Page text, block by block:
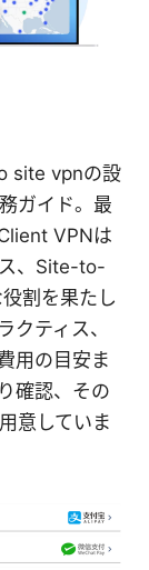
site vpnの設
ガイド。最
VPNは
、Site-to-
割を果たし
クティス、
用の目安ま
確認、その
意していま